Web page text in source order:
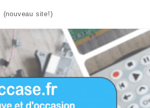
(nouveau site!)